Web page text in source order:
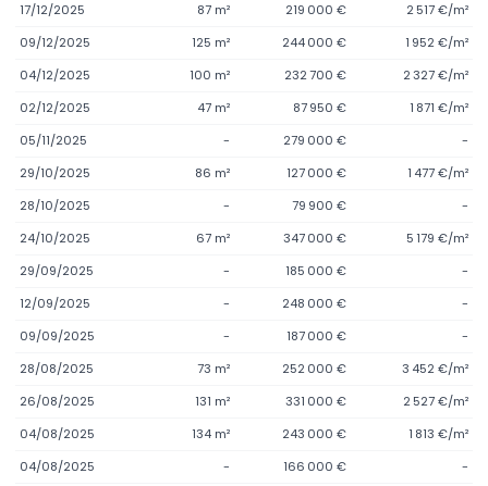
17/12/2025
87 m² 219 000 €
2 517 €/m²
09/12/2025
125 m² 244 000 €
1 952 €/m²
04/12/2025
100 m² 232 700 €
2 327 €/m²
02/12/2025
47 m² 87 950 €
1 871 €/m²
05/11/2025
- 279 000 €
-
29/10/2025
86 m² 127 000 €
1 477 €/m²
28/10/2025
- 79 900 €
-
24/10/2025
67 m² 347 000 €
5 179 €/m²
29/09/2025
- 185 000 €
-
12/09/2025
- 248 000 €
-
09/09/2025
- 187 000 €
-
28/08/2025
73 m² 252 000 €
3 452 €/m²
26/08/2025
131 m² 331 000 €
2 527 €/m²
04/08/2025
134 m² 243 000 €
1 813 €/m²
04/08/2025
- 166 000 €
-